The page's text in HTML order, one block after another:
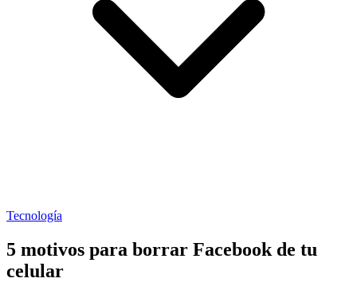
Tecnología
5 motivos para borrar Facebook de tu
celular